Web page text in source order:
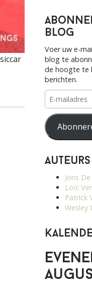
blog
Voer uw e-
blog te
de hoogte te
berichten.
E-
mailadres
Auteurs
Joris
Loïc
Patrick
Wesley